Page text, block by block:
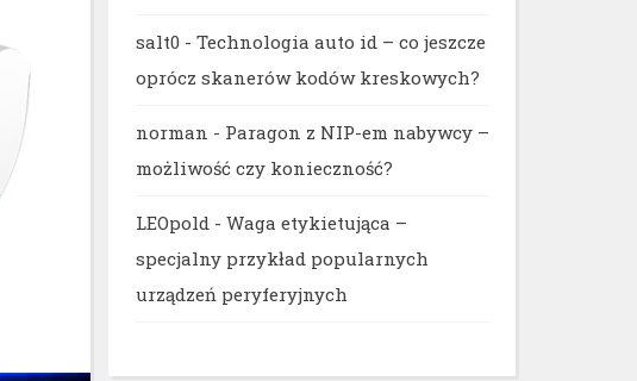
salt0- Technologia auto id – co jeszcze
oprócz skanerów kodów kreskowych?
norman - Paragon z NIP-em nabywcy –
możliwość czy konieczność?
LEOpold- Waga etykietująca –
specjalny przykład popularnych
urządzeń peryferyjnych